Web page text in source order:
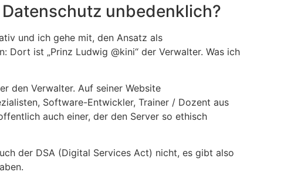
unbedenklich?
und ich gehe mit, den Ansatz als
Dort ist „Prinz Ludwig @kini“ der Verwalter. Was ich
den Verwalter. Auf seiner Website
Software-Entwickler, Trainer / Dozent aus
auch einer, der den Server so ethisch
der DSA (Digital Services Act) nicht, es gibt also